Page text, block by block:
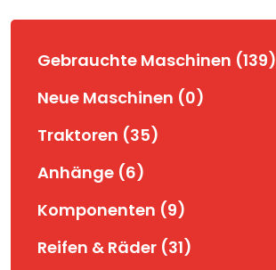
Gebrauchte Maschinen (139)
Neue Maschinen (0)
Traktoren (35)
Anhänge (6)
Komponenten (9)
Reifen & Räder (31)